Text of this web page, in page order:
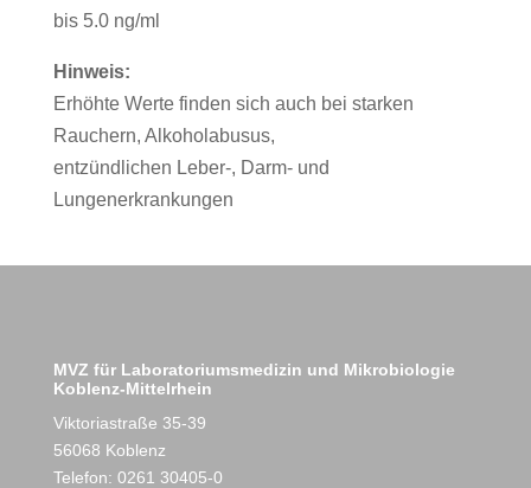
bis 5.0 ng/ml
Hinweis:
Erhöhte Werte finden sich auch bei starken
Rauchern, Alkoholabusus,
entzündlichen Leber-, Darm- und
Lungenerkrankungen
MVZ für Laboratoriumsmedizin und Mikrobiologie
Koblenz-Mittelrhein
Viktoriastraße 35-39
56068 Koblenz
Telefon: 0261 30405-0